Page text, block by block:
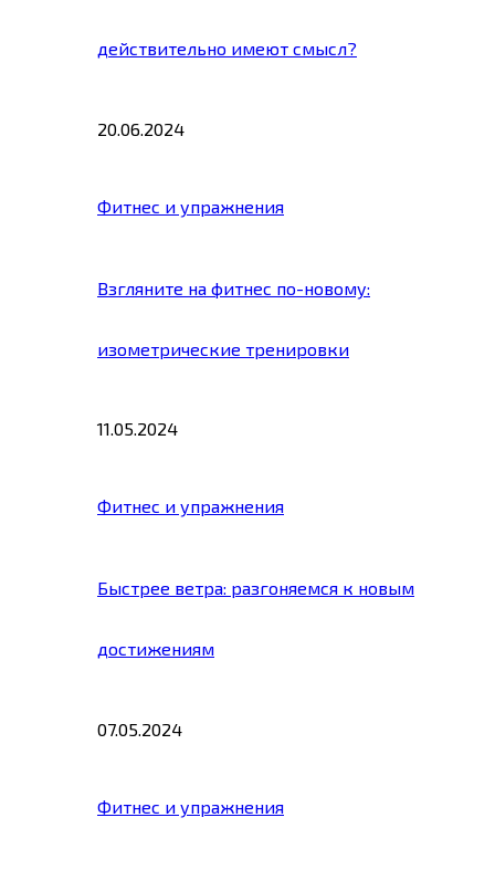
действительно имеют смысл?
20.06.2024
Фитнес и упражнения
Взгляните на фитнес по-новому:
изометрические тренировки
11.05.2024
Фитнес и упражнения
Быстрее ветра: разгоняемся к новым
достижениям
07.05.2024
Фитнес и упражнения